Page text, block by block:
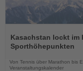
Sie
die
Nachrichten
Kasachstan lockt im
Sporthöhepunkten
Von Tennis über Marathon bis
Veranstaltungskalender